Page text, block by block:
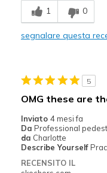
Tempo Runs
Width
1 0
segnalare questa
5
OMG these are
Inviato 4 mesi fa
Da Professional
da Charlotte
Describe Yourself
RECENSITO IL